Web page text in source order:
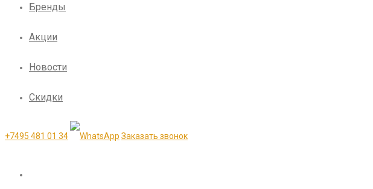
Бренды
Акции
Новости
Скидки
+7495 481 01 34 Заказать звонок